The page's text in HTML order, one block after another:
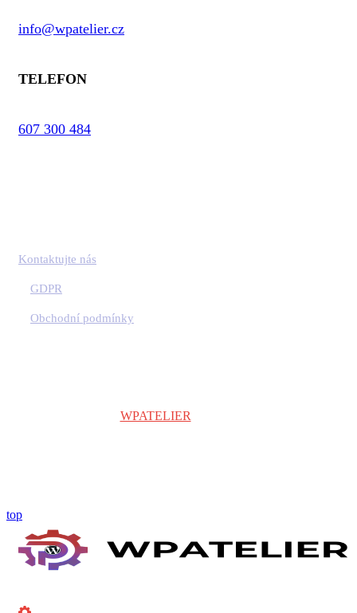
info@wpatelier.cz
TELEFON
607 300 484
Kontaktujte nás
GDPR
Obchodní podmínky
WPATELIER
top